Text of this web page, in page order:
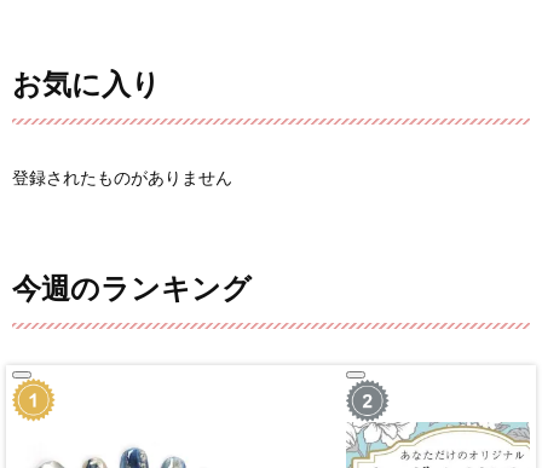
お気に入り
登録されたものがありません
今週のランキング